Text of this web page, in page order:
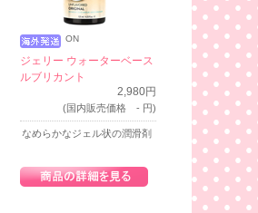
ON
ジェリー ウォーターベース
ルブリカント
2,980円
(国内販売価格 - 円)
なめらかなジェル状の潤滑剤